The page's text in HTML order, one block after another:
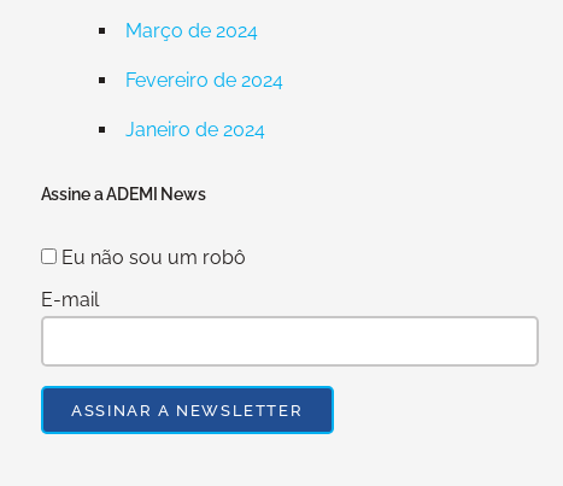
Março de 2024
Fevereiro de 2024
Janeiro de 2024
Assine a ADEMI News
Eu não sou um robô
E-mail